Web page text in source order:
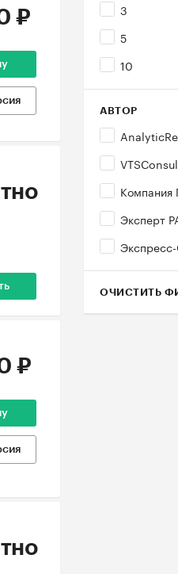
3
5
10
АВТОР
Компания
Эксперт
ОЧИСТИТЬ
₽
₽